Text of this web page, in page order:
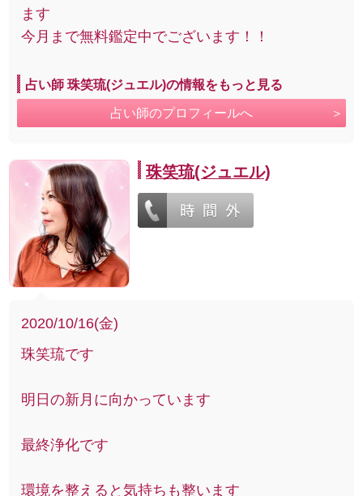
ます
今月まで無料鑑定中でございます！！
占い師 珠笑琉(ジュエル)の情報をもっと見る
占い師のプロフィールへ
珠笑琉(ジュエル)
2020/10/16(金)
珠笑琉です
明日の新月に向かっています
最終浄化です
環境を整えると気持ちも整います